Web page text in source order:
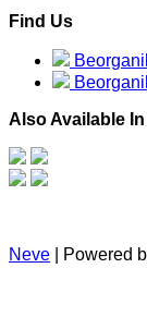
Find Us
Also Available In
Neve | Powered